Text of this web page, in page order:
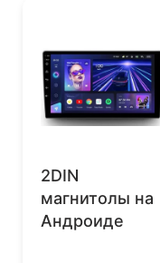
2DIN
магнитолы на
Андроиде